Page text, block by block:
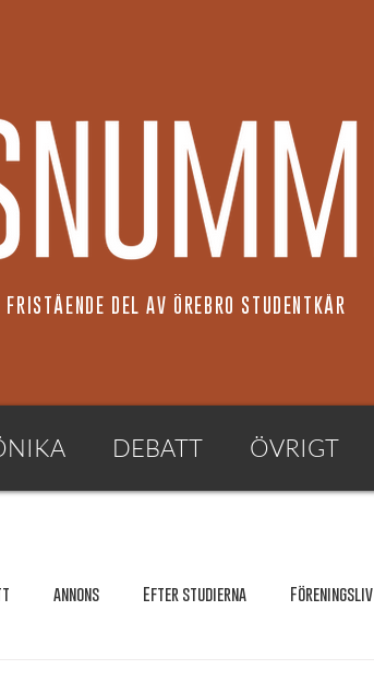
FRISTÅENDE DEL AV ÖREBRO STUDENTKÅR
DEBATT ÖVRIGT
annons Efter studierna Föreningsliv